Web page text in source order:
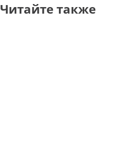
Читайте также